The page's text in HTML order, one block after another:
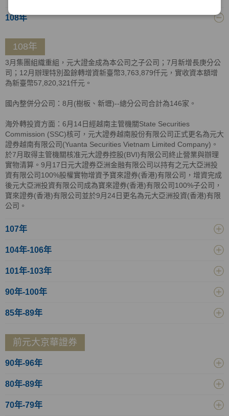
108年
108年
3月集團組織重組，元大證金成為本公司之子公司；7月新增長庚分公
司；12月辦理特別盈餘轉增資新臺幣3,763,879仟元，實收資本額增
為新臺幣57,820,321仟元。
國內整併分公司：8月(樹板、新壢)--總分公司合計為146家。
海外轉投資方面：6月14日經越南主管機關State Securities
Commission (SSC)核可，元大證券越南股份有限公司正式更名為元大
證券越南有限公司(Yuanta Securities Vietnam Limited Company)。
於7月取得主管機關核准元大證券控股(BVI)有限公司終止營業與辦理
實物清算。9月17日元大證券亞洲金融有限公司以持有之元大亞洲投
資有限公司100%股權實物增資予寶來證券(香港)有限公司，增資完成
後元大亞洲投資有限公司成為寶來證券(香港)有限公司100%子公司，
寶來證券(香港)有限公司並於9月24日更名為元大亞洲投資(香港)有限
公司。
107年
104年-106年
101年-103年
90年-100年
85年-89年
前元大京華證券
90年-96年
80年-89年
70年-79年